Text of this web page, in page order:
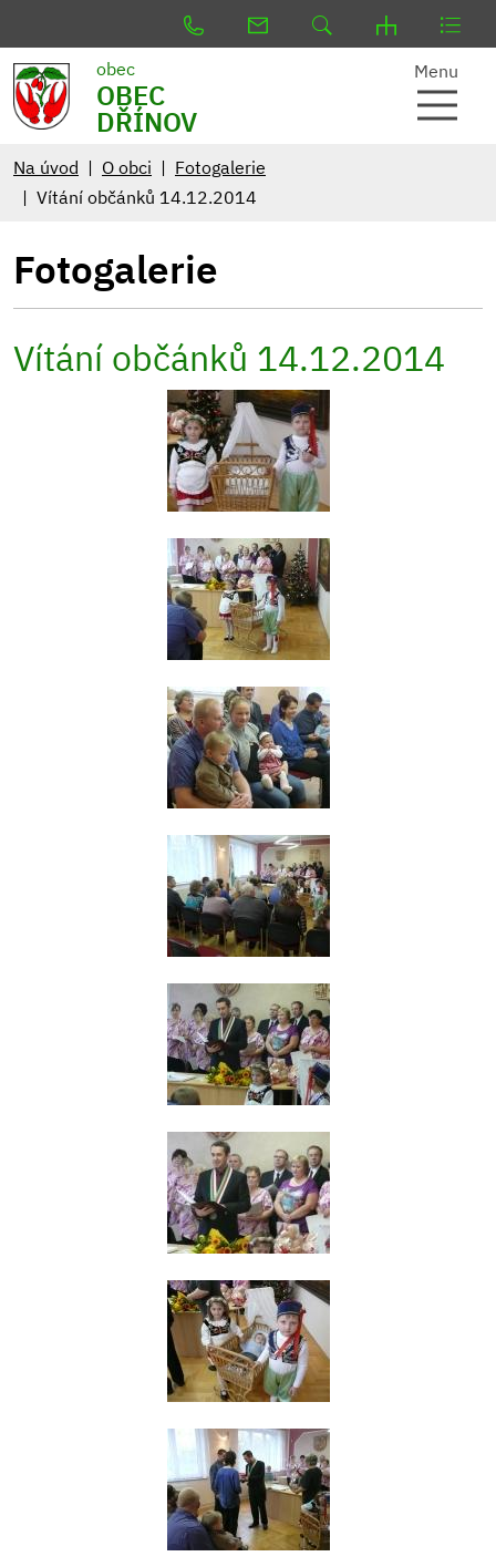
obec
OBEC
DŘÍNOV
Menu
Na úvod O obci
Fotogalerie
Vítání občánků 14.12.2014
Fotogalerie
Vítání občánků 14.12.2014